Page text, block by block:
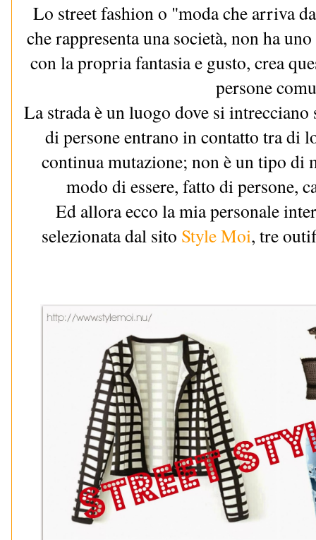
Lo street fashion o "moda che arriva
che rappresenta una società, non ha
con la propria fantasia e gusto, crea
persone
La strada è un luogo dove si
di persone entrano in contatto tra di
continua mutazione; non è un tipo di
modo di essere, fatto di persone,
Ed allora ecco la mia personale
selezionata dal sito Style Moi, tre